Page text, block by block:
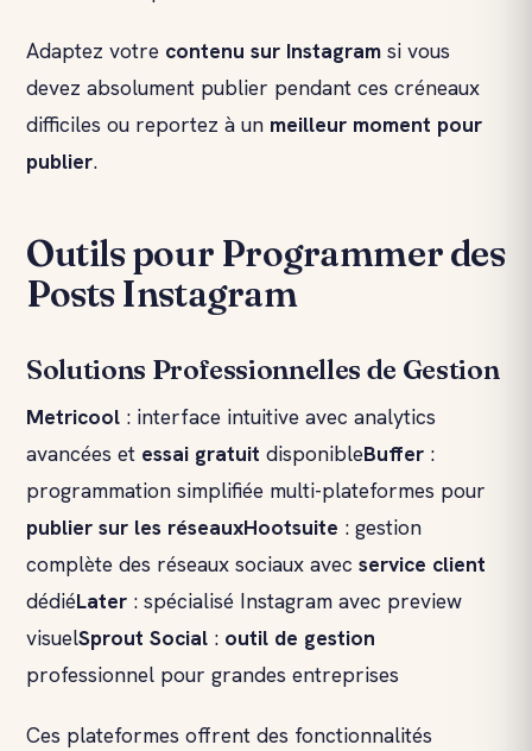
Adaptez votre contenu sur Instagram si vous
devez absolument publier pendant ces créneaux
difficiles ou reportez à un meilleur moment pour
publier.
Outils pour Programmer des
Posts Instagram
Solutions Professionnelles de Gestion
Metricool : interface intuitive avec analytics
avancées et essai gratuit disponibleBuffer :
programmation simplifiée multi-plateformes pour
publier sur les réseauxHootsuite : gestion
complète des réseaux sociaux avec service client
dédiéLater : spécialisé Instagram avec preview
visuelSprout Social : outil de gestion
professionnel pour grandes entreprises
Ces plateformes offrent des fonctionnalités